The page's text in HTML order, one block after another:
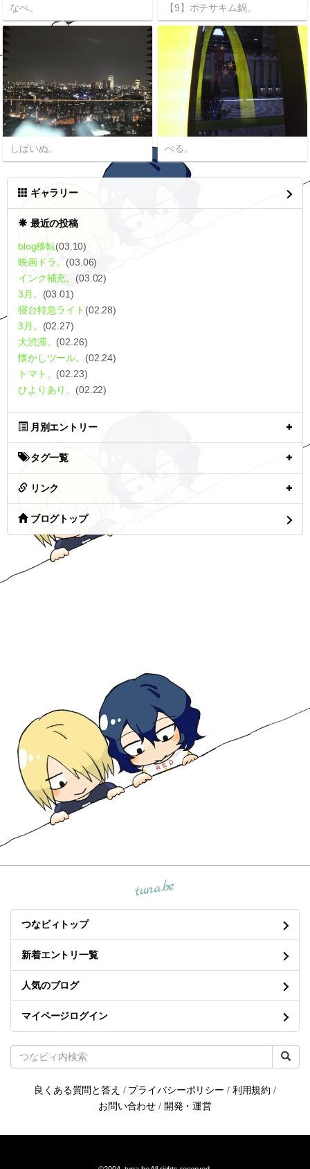
なべ。 【9】ポテサキム鍋。
しばいぬ。 べる。
ギャラリー
最近の投稿
blog移転(03.10)
映画ドラ。 (03.06)
インク補充。 (03.02)
3月。 (03.01)
寝台特急ライト (02.28)
3月。 (02.27)
大渋滞。 (02.26)
懐かしツール。 (02.24)
トマト。 (02.23)
ひよりあり。 (02.22)
月別エントリー
タグ一覧
リンク
ブログトップ
tuna.be
つなビィトップ
新着エントリ一覧
人気のブログ
マイページログイン
良くある質問と答え / プライバシーポリシー / 利用規約 /
お問い合わせ / 開発・運営